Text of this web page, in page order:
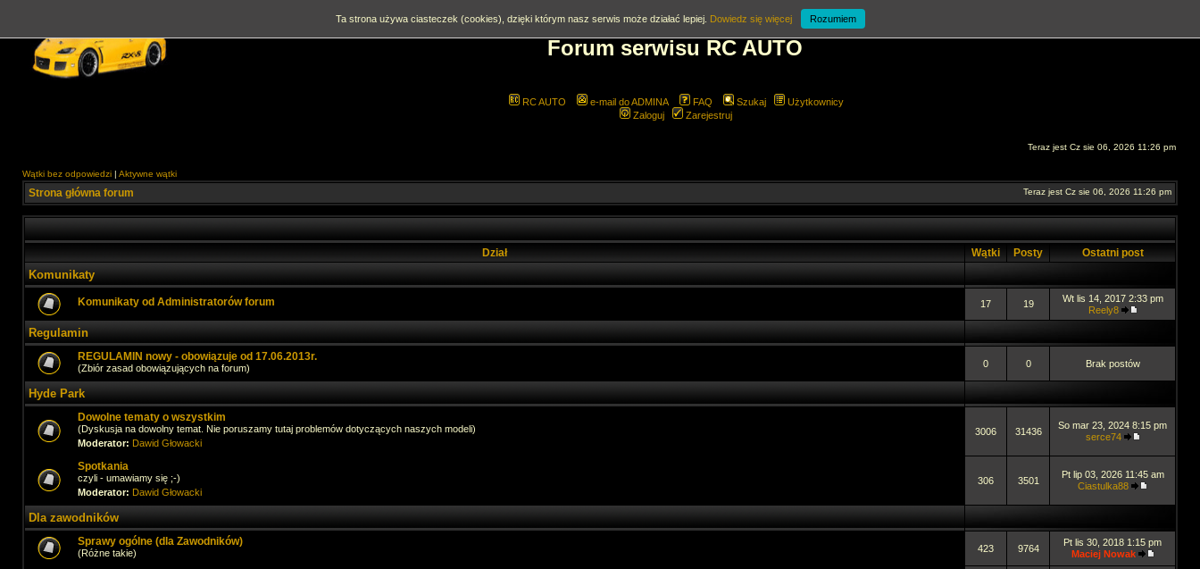
Forum serwisu RC AUTO
RC AUTO e-mail do ADMINA FAQ Szukaj
Użytkownicy
Zaloguj
Zarejestruj
Teraz jest Cz sie 06, 2026 11:26 pm
Wątki bez odpowiedzi | Aktywne wątki
Strona główna forum Teraz jest Cz sie 06, 2026 11:26 pm
Dział Wątki Posty Ostatni post
Komunikaty
Komunikaty od Administratorów forum 17 19
Wt lis 14, 2017 2:33 pm
Reely8
Regulamin
REGULAMIN nowy - obowiązuje od 17.06.2013r.
(Zbiór zasad obowiązujących na forum) 0 0 Brak postów
Hyde Park
Dowolne tematy o wszystkim
(Dyskusja na dowolny temat. Nie poruszamy tutaj problemów dotyczących naszych modeli)
Moderator: Dawid Głowacki
3006 31436
So mar 23, 2024 8:15 pm
serce74
Spotkania
czyli - umawiamy się ;-)
Moderator: Dawid Głowacki
306 3501
Pt lip 03, 2026 11:45 am
Ciastulka88
Dla zawodników
Sprawy ogólne (dla Zawodników)
(Różne takie) 423 9764
Pt lis 30, 2018 1:15 pm
Maciej Nowak
Ta strona używa ciasteczek (cookies), dzięki którym nasz serwis może działać lepiej. Dowiedz się więcej Rozumiem